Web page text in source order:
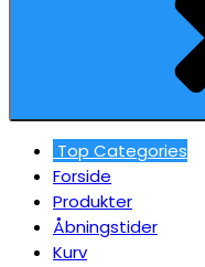
Top Categories
Forside
Produkter
Åbningstider
Kurv